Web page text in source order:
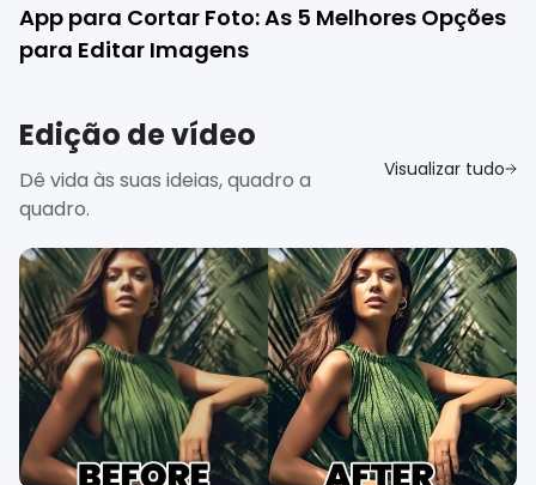
App para Cortar Foto: As 5 Melhores Opções
para Editar Imagens
Edição de vídeo
Dê vida às suas ideias, quadro a
quadro.
Visualizar tudo